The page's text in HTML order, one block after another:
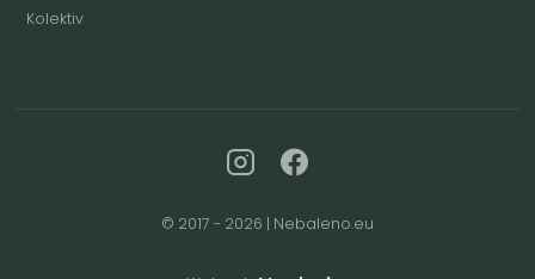
Kolektiv
© 2017 - 2026 | Nebaleno.eu